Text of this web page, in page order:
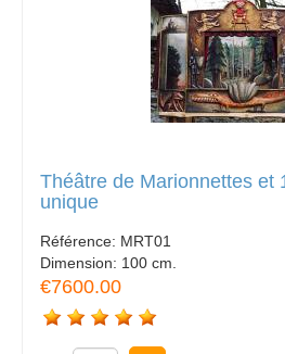
Théâtre de Marionnettes et
unique
Référence: MRT01
Dimension: 100 cm.
€7600.00